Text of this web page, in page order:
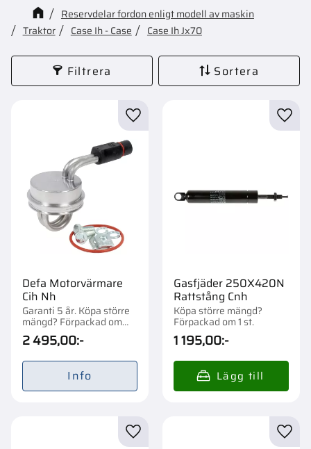
Reservdelar fordon enligt modell av maskin
Traktor
Case Ih - Case Case Ih Jx70
Filtrera Sortera
Defa Motorvärmare
Cih Nh
Garanti 5 år. Köpa större
mängd? Förpackad om
1/26 st.
2 495,00:-
Lägg till i favoriter
Info
Gasfjäder 250X420N
Rattstång Cnh
Köpa större mängd?
Förpackad om 1 st.
1 195,00:-
Lägg till i favoriter